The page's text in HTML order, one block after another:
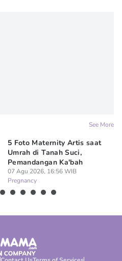
See More
5 Foto Maternity Artis saat
Umrah di Tanah Suci,
Pemandangan Ka'bah
07 Agu 2026, 16:56 WIB
Pregnancy